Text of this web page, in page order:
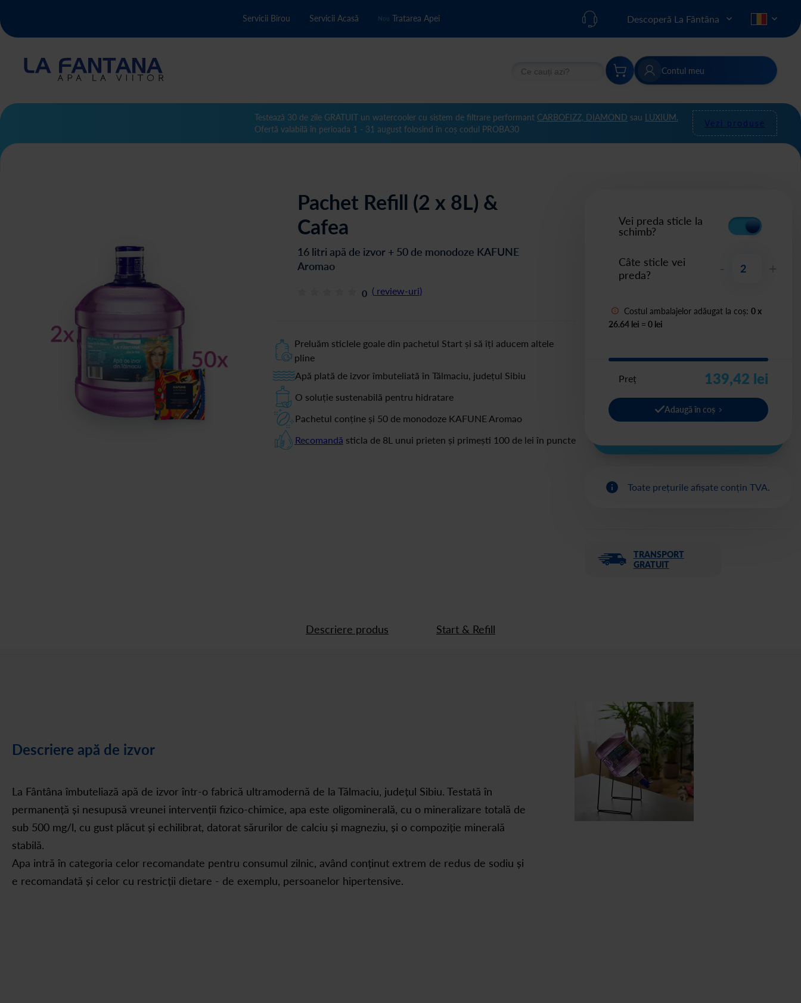
Servicii Birou Servicii Acasă Nou Tratarea Apei Descoperă La Fântâna
Căutare Căutare Contul meu
Testează 30 de zile GRATUIT un watercooler cu sistem de filtrare performant CARBOFIZZ, DIAMOND sau LUXIUM.
Ofertă valabilă în perioada 1 - 31 august folosind în coș codul PROBA30
Vezi produse
Pachet Refill (2 x 8L) &
Cafea
16 litri apă de izvor + 50 de monodoze KAFUNE
Aromao
0 ( review-uri)
Preluăm sticlele goale din pachetul Start și să îți aducem altele
pline
Apă plată de izvor îmbuteliată în Tălmaciu, județul Sibiu
O soluție sustenabilă pentru hidratare
Pachetul conține și 50 de monodoze KAFUNE Aromao
Recomandă sticla de 8L unui prieten și primești 100 de lei în puncte
Vei preda sticle la
schimb?
Câte sticle vei
preda?
Costul ambalajelor adăugat la coș: 0x
26.64 lei = 0lei
Preț 139,42 lei
Adaugă în coș
Toate prețurile afișate conțin TVA.
TRANSPORT
GRATUIT
Descriere produs Start & Refill
Descriere apă de izvor
La Fântâna îmbuteliază apă de izvor într-o fabrică ultramodernă de la Tălmaciu, județul Sibiu. Testată în
permanență și nesupusă vreunei intervenții fizico-chimice, apa este oligominerală, cu o mineralizare totală de
sub 500 mg/l, cu gust plăcut și echilibrat, datorat sărurilor de calciu și magneziu, și o compoziție minerală
stabilă.
Apa intră în categoria celor recomandate pentru consumul zilnic, având conținut extrem de redus de sodiu și
e recomandată și celor cu restricții dietare - de exemplu, persoanelor hipertensive.